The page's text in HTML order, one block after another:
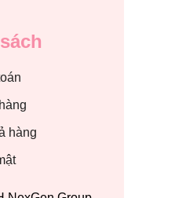
hàng